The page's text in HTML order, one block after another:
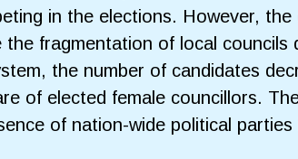
in the elections. However,
the fragmentation of local
the number of candidates
of elected female councillors.
of nation-wide political parties